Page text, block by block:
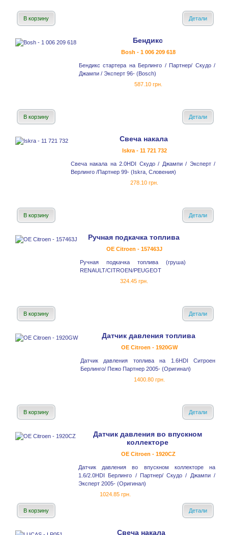
В корзину Детали
Бендикс
Bosh - 1 006 209 618
Бендикс стартера на Берлинго / Партнер/ Скудо /
Джампи / Эксперт 96- (Bosch)
587.10 грн.
В корзину Детали
Свеча накала
Iskra - 11 721 732
Свеча накала на 2.0HDI Скудо / Джампи / Эксперт /
Верлинго /Партнер 99- (Iskra, Словения)
278.10 грн.
В корзину Детали
Ручная подкачка топлива
OE Citroen - 157463J
Ручная подкачка топлива (груша)
RENAULT/CITROEN/PEUGEOT
324.45 грн.
В корзину Детали
Датчик давления топлива
OE Citroen - 1920GW
Датчик давления топлива на 1.6HDI Ситроен
Берлинго/ Пежо Партнер 2005- (Оригинал)
1400.80 грн.
В корзину Детали
Датчик давления во впускном
коллекторе
OE Citroen - 1920CZ
Датчик давления во впускном коллекторе на
1.6/2.0HDI Берлинго / Партнер/ Скудо / Джампи /
Эксперт 2005- (Оригинал)
1024.85 грн.
В корзину Детали
Свеча накала